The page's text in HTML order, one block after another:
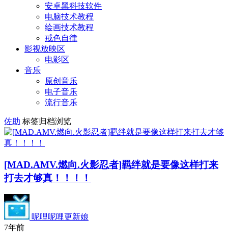
安卓黑科技软件
电脑技术教程
绘画技术教程
戒色自律
影视放映区
电影区
音乐
原创音乐
电子音乐
流行音乐
佐助 标签归档浏览
[MAD.AMV.燃向.火影忍者]羁绊就是要像这样打来
打去才够真！！！！
呢哩呢哩更新娘
7年前